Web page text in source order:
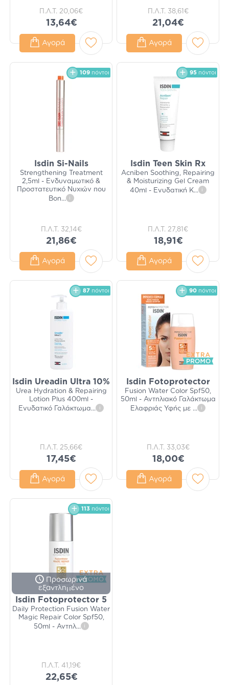
Π.Λ.Τ. 20,06€
13,64€
Αγορά
Π.Λ.Τ. 38,61€
21,04€
Αγορά
109 πόντοι
Isdin Si-Nails
Strengthening Treatment
2,5ml - Ενδυναμωτικό &
Προστατευτικό Νυχιών που
Βοη... i
Π.Λ.Τ. 32,14€
21,86€
Αγορά
95 πόντοι
Isdin Teen Skin Rx
Acniben Soothing, Repairing
& Moisturizing Gel Cream
40ml - Ενυδατική Κ... i
Π.Λ.Τ. 27,81€
18,91€
Αγορά
87 πόντοι
Isdin Ureadin Ultra 10%
Urea Hydration & Repairing
Lotion Plus 400ml -
Ενυδατικό Γαλάκτωμα... i
Π.Λ.Τ. 25,66€
17,45€
Αγορά
90 πόντοι
Isdin Fotoprotector
Fusion Water Color Spf50,
50ml - Αντηλιακό Γαλάκτωμα
Ελαφριάς Υφής με ... i
Π.Λ.Τ. 33,03€
18,00€
Αγορά
113 πόντοι
Προσωρινά
εξαντλημένο
Isdin Fotoprotector 5
Daily Protection Fusion Water
Magic Repair Color Spf50,
50ml - Αντηλ... i
Π.Λ.Τ. 41,19€
22,65€